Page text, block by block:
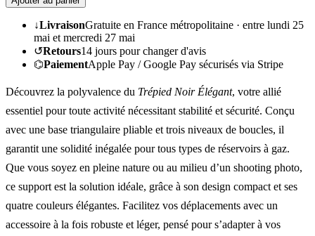
↓LivraisonGratuite en France métropolitaine · entre lundi 25
mai et mercredi 27 mai
↺Retours14 jours pour changer d'avis
⌬PaiementApple Pay / Google Pay sécurisés via Stripe
Découvrez la polyvalence du Trépied Noir Élégant, votre allié
essentiel pour toute activité nécessitant stabilité et sécurité. Conçu
avec une base triangulaire pliable et trois niveaux de boucles, il
garantit une solidité inégalée pour tous types de réservoirs à gaz.
Que vous soyez en pleine nature ou au milieu d’un shooting photo,
ce support est la solution idéale, grâce à son design compact et ses
quatre couleurs élégantes. Facilitez vos déplacements avec un
accessoire à la fois robuste et léger, pensé pour s’adapter à vos